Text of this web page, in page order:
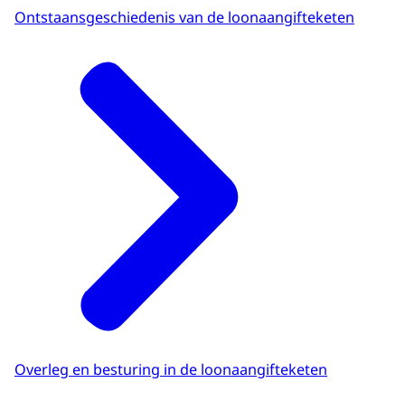
Ontstaansgeschiedenis van de loonaangifteketen
Overleg en besturing in de loonaangifteketen